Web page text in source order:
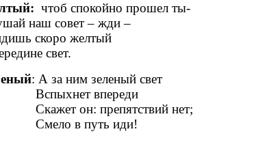
чтоб спокойно прошел ты-
наш совет – жди –
скоро желтый
свет.
: А за ним зеленый свет
впереди
он: препятствий нет;
в путь иди!